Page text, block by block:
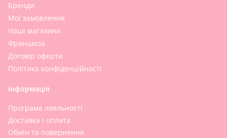
Бренди
Мої замовлення
Наші магазини
Франшиза
Договір оферти
Політика конфіденційності
Інформація
Програма лояльності
Доставка і оплата
Обмін та повернення